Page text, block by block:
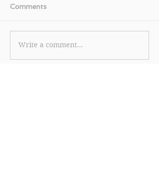
《Samsung 三星 優惠》-
購買Samsung Galaxy Z
Comments
Write a comment...